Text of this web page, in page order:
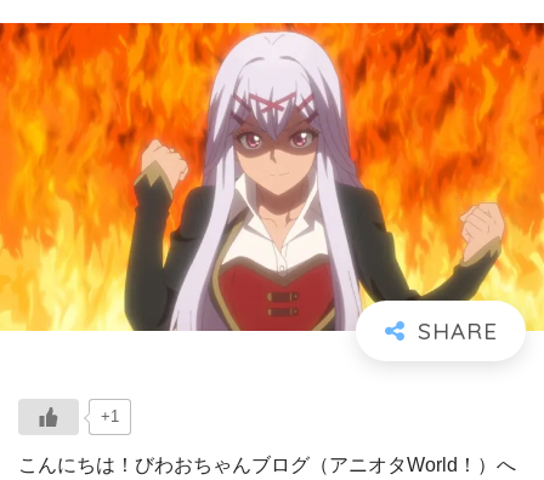
+1
こんにちは！びわおちゃんブログ（アニオタWorld！）へ